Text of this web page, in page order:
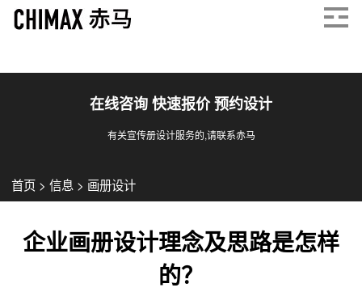
在线咨询 快速报价 预约设计
有关宣传册设计服务的,请联系赤马
首页 > 信息 > 画册设计
企业画册设计理念及思路是怎样
的？